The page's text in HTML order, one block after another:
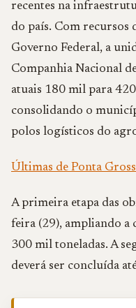
recentes na
do país. Com recursos
Governo Federal, a
Companhia Nacional
atuais 180 mil para
consolidando o
polos logísticos do
Últimas de Ponta
A primeira etapa das
feira (29), ampliando a
300 mil toneladas. A
deverá ser concluída